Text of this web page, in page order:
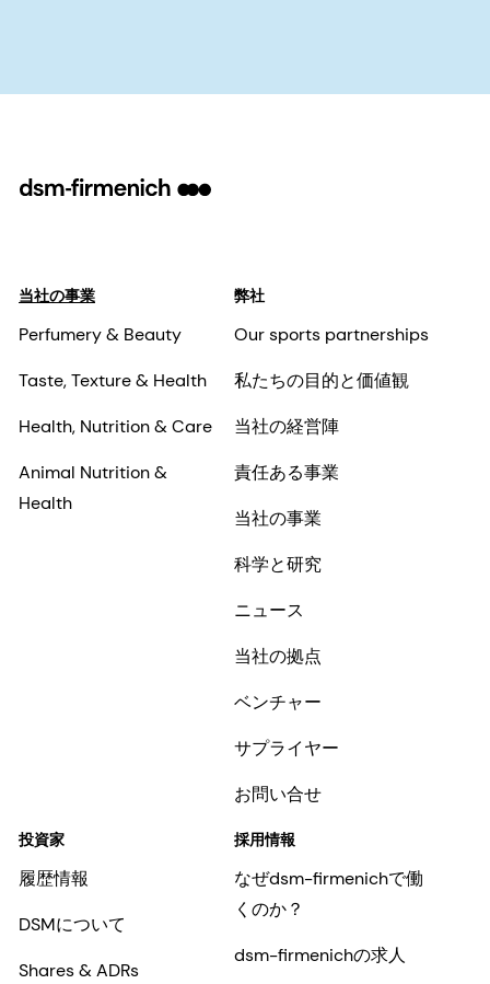
当社の事業
Perfumery & Beauty
Taste, Texture & Health
Health, Nutrition & Care
Animal Nutrition &
Health
弊社
Our sports partnerships
私たちの目的と価値観
当社の経営陣
責任ある事業
当社の事業
科学と研究
ニュース
当社の拠点
ベンチャー
サプライヤー
お問い合せ
投資家
履歴情報
DSMについて
Shares & ADRs
採用情報
なぜdsm-firmenichで働
くのか？
dsm-firmenichの求人